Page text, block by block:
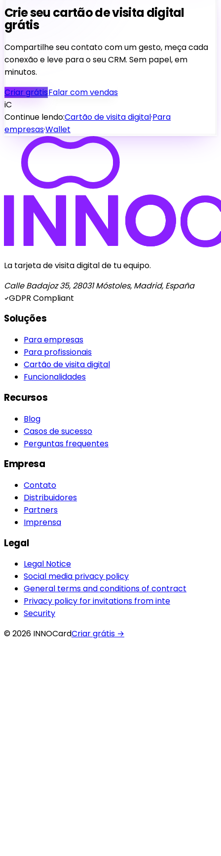
Crie seu cartão de visita digital
grátis
Compartilhe seu contato com um gesto, meça cada
conexão e leve para o seu CRM. Sem papel, em
minutos.
Criar grátisFalar com vendas
iC
Continue lendo:Cartão de visita digital·Para
empresas·Wallet
La tarjeta de visita digital de tu equipo.
Calle Badajoz 35, 28031 Móstoles, Madrid, España
GDPR Compliant
Soluções
Para empresas
Para profissionais
Cartão de visita digital
Funcionalidades
Recursos
Blog
Casos de sucesso
Perguntas frequentes
Empresa
Contato
Distribuidores
Partners
Imprensa
Legal
Legal Notice
Social media privacy policy
General terms and conditions of contract
Privacy policy for invitations from inte
Security
© 2026 INNOCardCriar grátis →